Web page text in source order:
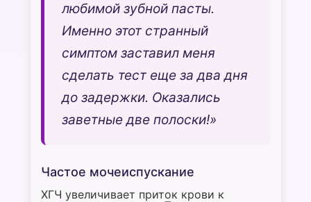
любимой зубной пасты.
Именно этот странный
симптом заставил меня
сделать тест еще за два дня
до задержки. Оказались
заветные две полоски!»
Частое мочеиспускание
ХГЧ увеличивает приток крови к